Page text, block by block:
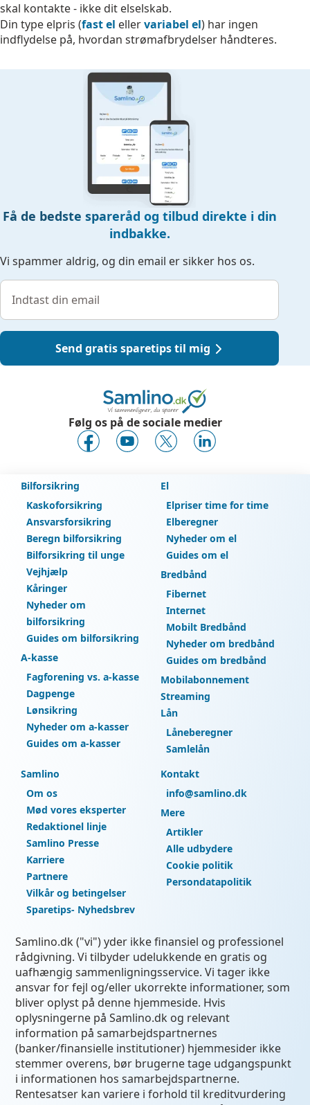
skal kontakte - ikke dit elselskab.
Din type elpris (fast el ellervariabel el) har ingen
indflydelse på, hvordan strømafbrydelser håndteres.
Få de bedste spareråd og tilbud direkte i din
indbakke.
Vi spammer aldrig, og din email er sikker hos os.
Send gratis sparetips til mig
Følg os på de sociale medier
Bilforsikring
Kaskoforsikring
Ansvarsforsikring
Beregn bilforsikring
Bilforsikring til unge
Vejhjælp
Kåringer
Nyheder om
bilforsikring
Guides om bilforsikring
A-kasse
Fagforening vs. a-kasse
Dagpenge
Lønsikring
Nyheder om a-kasser
Guides om a-kasser
El
Elpriser time for time
Elberegner
Nyheder om el
Guides om el
Bredbånd
Fibernet
Internet
Mobilt Bredbånd
Nyheder om bredbånd
Guides om bredbånd
Mobilabonnement
Streaming
Lån
Låneberegner
Samlelån
Samlino
Om os
Mød vores eksperter
Redaktionel linje
Samlino Presse
Karriere
Partnere
Vilkår og betingelser
Sparetips- Nyhedsbrev
Kontakt
info@samlino.dk
Mere
Artikler
Alle udbydere
Cookie politik
Persondatapolitik
Samlino.dk ("vi") yder ikke finansiel og professionel
rådgivning. Vi tilbyder udelukkende en gratis og
uafhængig sammenligningsservice. Vi tager ikke
ansvar for fejl og/eller ukorrekte informationer, som
bliver oplyst på denne hjemmeside. Hvis
oplysningerne på Samlino.dk og relevant
information på samarbejdspartnernes
(banker/finansielle institutioner) hjemmesider ikke
stemmer overens, bør brugerne tage udgangspunkt
i informationen hos samarbejdspartnerne.
Rentesatser kan variere i forhold til kreditvurdering